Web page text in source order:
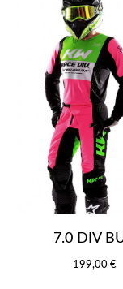
7.0 DIV
199,00 €